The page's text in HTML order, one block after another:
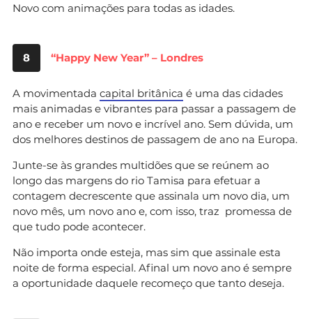
Novo com animações para todas as idades.
8 “Happy New Year” – Londres
A movimentada capital britânica é uma das cidades
mais animadas e vibrantes para passar a passagem de
ano e receber um novo e incrível ano. Sem dúvida, um
dos melhores destinos de passagem de ano na Europa.
Junte-se às grandes multidões que se reúnem ao
longo das margens do rio Tamisa para efetuar a
contagem decrescente que assinala um novo dia, um
novo mês, um novo ano e, com isso, traz promessa de
que tudo pode acontecer.
Não importa onde esteja, mas sim que assinale esta
noite de forma especial. Afinal um novo ano é sempre
a oportunidade daquele recomeço que tanto deseja.